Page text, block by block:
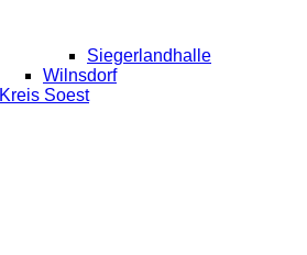
Siegerlandhalle
Wilnsdorf
Kreis Soest